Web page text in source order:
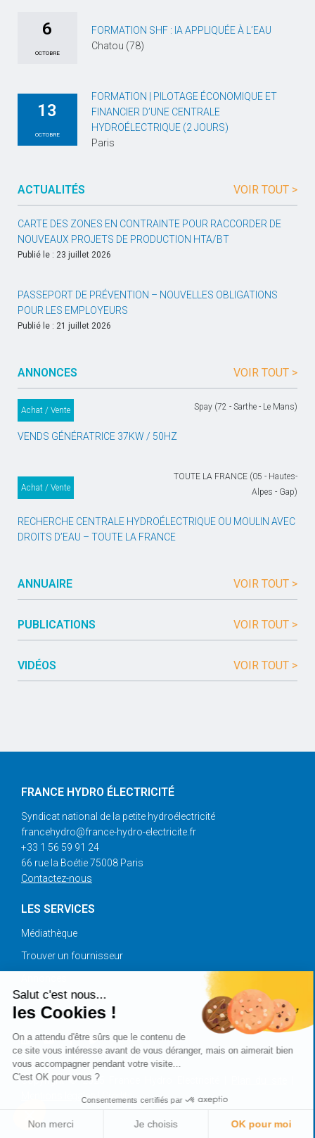
6
OCTOBRE
FORMATION SHF : IA APPLIQUÉE À L’EAU
Chatou (78)
13
OCTOBRE
FORMATION | PILOTAGE ÉCONOMIQUE ET
FINANCIER D’UNE CENTRALE
HYDROÉLECTRIQUE (2 JOURS)
Paris
ACTUALITÉS VOIR TOUT >
CARTE DES ZONES EN CONTRAINTE POUR RACCORDER DE
NOUVEAUX PROJETS DE PRODUCTION HTA/BT
Publié le : 23 juillet 2026
PASSEPORT DE PRÉVENTION – NOUVELLES OBLIGATIONS
POUR LES EMPLOYEURS
Publié le : 21 juillet 2026
ANNONCES VOIR TOUT >
Achat / Vente Spay (72 - Sarthe - Le Mans)
VENDS GÉNÉRATRICE 37KW / 50HZ
Achat / Vente
TOUTE LA FRANCE (05 - Hautes-
Alpes - Gap)
RECHERCHE CENTRALE HYDROÉLECTRIQUE OU MOULIN AVEC
DROITS D’EAU – TOUTE LA FRANCE
ANNUAIRE VOIR TOUT >
PUBLICATIONS VOIR TOUT >
VIDÉOS VOIR TOUT >
FRANCE HYDRO ÉLECTRICITÉ
Syndicat national de la petite hydroélectricité
francehydro@france-hydro-electricite.fr
+33 1 56 59 91 24
66 rue la Boétie 75008 Paris
Contactez-nous
LES SERVICES
Médiathèque
Trouver un fournisseur
SUIVEZ-NOUS
Copyright © 2025 France Hydro Electricité |
Mentions légales
Crédits
Salut c'est nous...
les Cookies !
On a attendu d'être sûrs que le contenu de
ce site vous intéresse avant de vous déranger, mais on aimerait bien
vous accompagner pendant votre visite...
C'est OK pour vous ?
Consentements certifiés par
Non merci Je choisis OK pour moi